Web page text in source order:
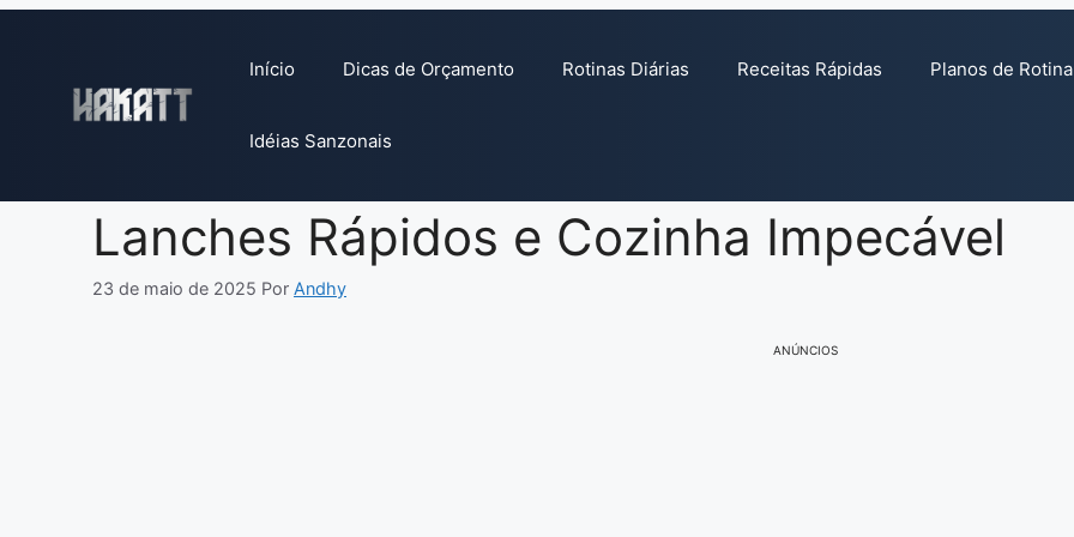
conteúdo
Início Dicas de Orçamento Rotinas Diárias Receitas Rápidas Planos de Rotina
Idéias Sanzonais
Lanches Rápidos e Cozinha Impecável
23 de maio de 2025 Por Andhy
ANÚNCIOS